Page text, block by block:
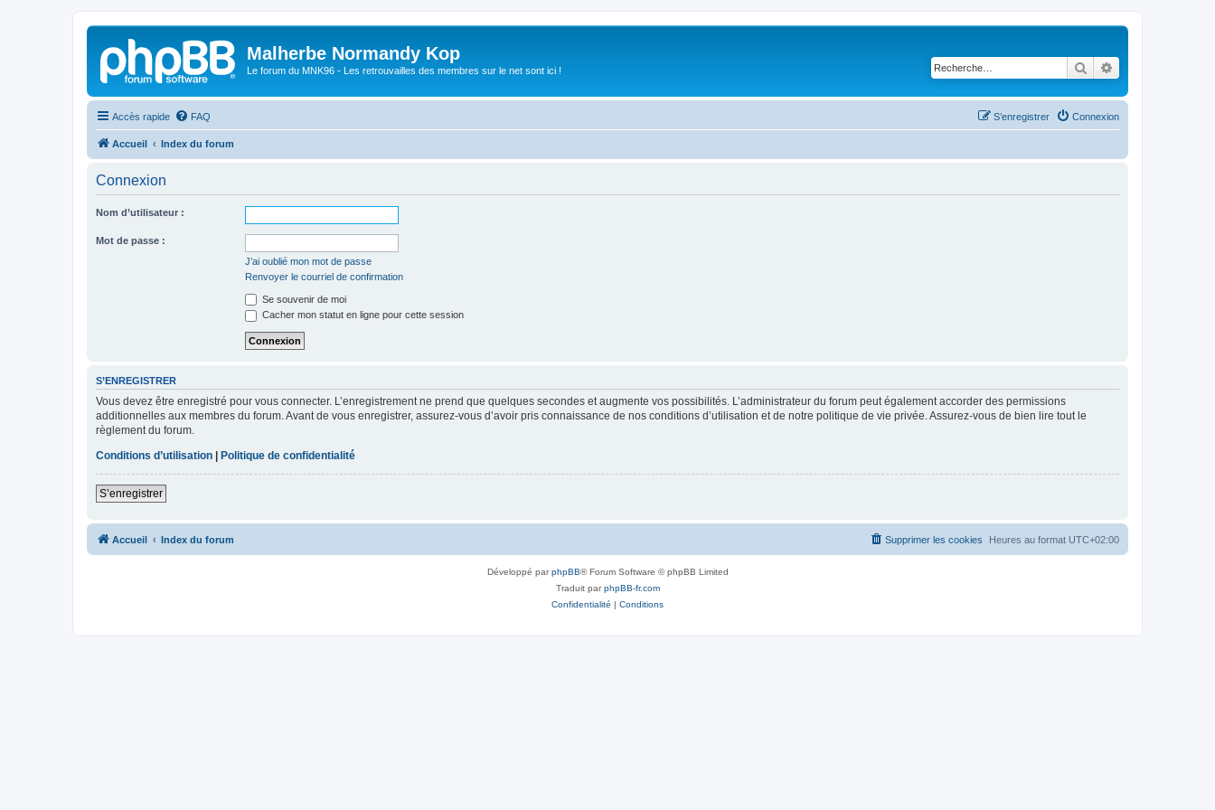
Malherbe Normandy Kop
Le forum du MNK96 - Les retrouvailles des membres sur le net sont ici ! Rechercher
Accès rapide FAQ Connexion
S’enregistrer
Accueil Index du forum
Connexion
Nom d’utilisateur :
Mot de passe :
J’ai oublié mon mot de passe
Renvoyer le courriel de confirmation
Se souvenir de moi
Cacher mon statut en ligne pour cette session
S’ENREGISTRER
Vous devez être enregistré pour vous connecter. L’enregistrement ne prend que quelques secondes et augmente vos possibilités. L’administrateur du forum peut également accorder des permissions
additionnelles aux membres du forum. Avant de vous enregistrer, assurez-vous d’avoir pris connaissance de nos conditions d’utilisation et de notre politique de vie privée. Assurez-vous de bien lire tout le
règlement du forum.
Conditions d’utilisation
Politique de confidentialité
S’enregistrer
Accueil Index du forum Heures au format UTC+02:00
Supprimer les cookies
Développé parphpBB® Forum Software © phpBB Limited
Traduit parphpBB-fr.com
Confidentialité | Conditions